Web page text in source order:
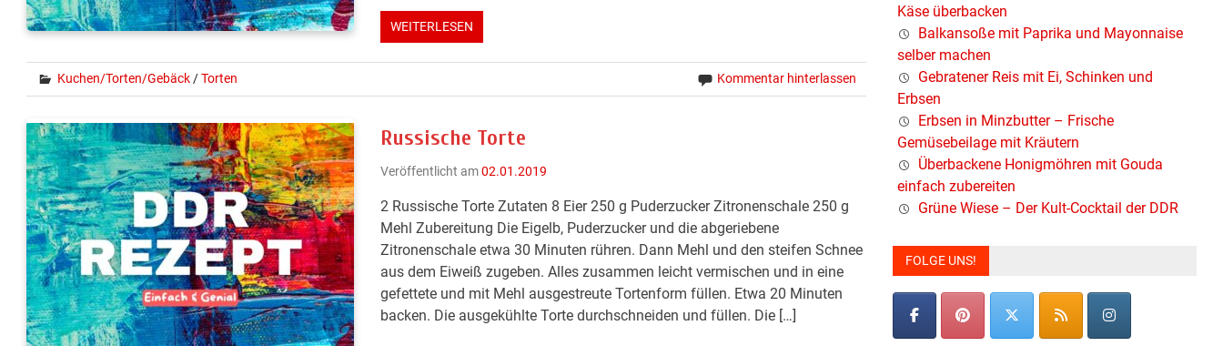
WEITERLESEN
Kuchen/Torten/Gebäck/Torten Kommentar hinterlassen
Russische Torte
Veröffentlicht am02.01.2019
2 Russische Torte Zutaten 8 Eier 250 g Puderzucker Zitronenschale 250 g
Mehl Zubereitung Die Eigelb, Puderzucker und die abgeriebene
Zitronenschale etwa 30 Minuten rühren. Dann Mehl und den steifen Schnee
aus dem Eiweiß zugeben. Alles zusammen leicht vermischen und in eine
gefettete und mit Mehl ausgestreute Tortenform füllen. Etwa 20 Minuten
backen. Die ausgekühlte Torte durchschneiden und füllen. Die […]
Käse überbacken
Balkansoße mit Paprika und Mayonnaise
selber machen
Gebratener Reis mit Ei, Schinken und
Erbsen
Erbsen in Minzbutter – Frische
Gemüsebeilage mit Kräutern
Überbackene Honigmöhren mit Gouda
einfach zubereiten
Grüne Wiese – Der Kult-Cocktail der DDR
FOLGE UNS!